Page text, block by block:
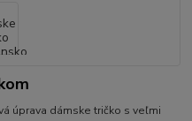
úprava dámske tričko s veľmi